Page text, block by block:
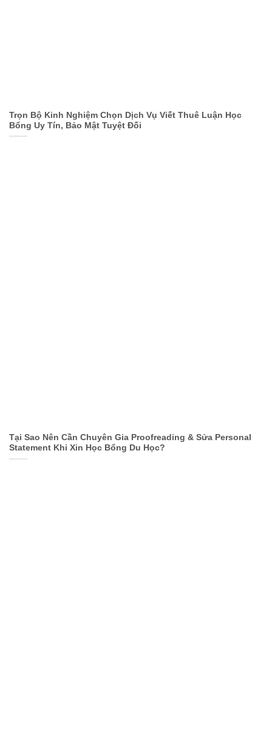
Trọn Bộ Kinh Nghiệm Chọn Dịch Vụ Viết Thuê Luận Học
Bổng Uy Tín, Bảo Mật Tuyệt Đối
Tại Sao Nên Cần Chuyên Gia Proofreading & Sửa Personal
Statement Khi Xin Học Bổng Du Học?